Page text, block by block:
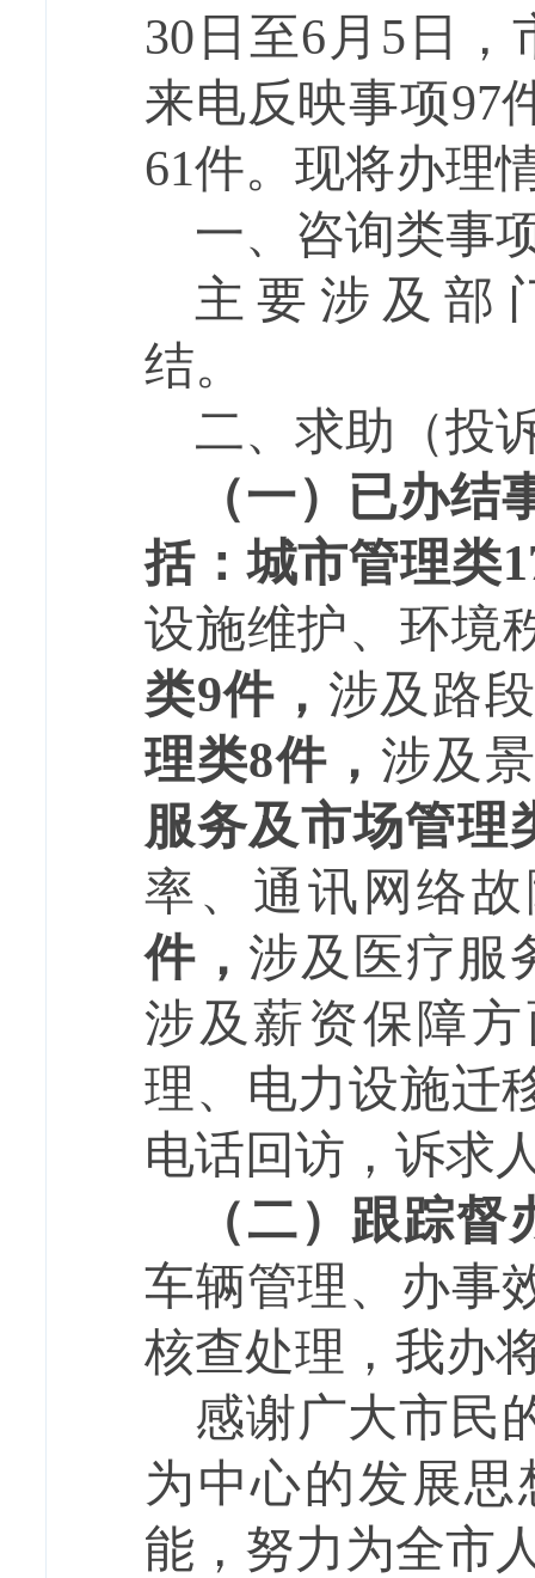
30 日至6 月 5 日，
来电反映事项97
61件。现将办理
一、咨询类事
主要涉及部
结。
二、求助 （投
（一）已办结
括：城市管理类
设施维护、 环境
类9件， 涉及路
理类8件， 涉及
服务及市场管理
率、通讯网络
件， 涉及 医疗服
涉及薪资保障
理、电力设施迁
电话回访，诉求
（二）跟踪督
车辆管理、办事
核查处理，我办
感谢广大市民
为中心的发展思
能，努力为全市